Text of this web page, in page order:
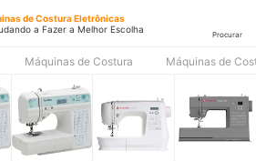
de Costura Eletrônicas
a Fazer a Melhor Escolha
Procurar
Máquinas de Costura Máquinas de